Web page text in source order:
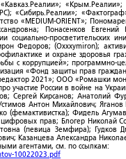
«Сибирь.Реалии»;
«MEDIUM-ORIENT»;
Понасенков
социально-просветительских
Федоров; (Oxxxymiron);
и охране здоровья
с коррупцией»; программно-
«Фонд защиты прав
2021»; ООО «Ромашки
участие России в войне на
Сергей Кирсанов; Анатолий
Антон Михайлович;
(фемактивистка); Фидель
прав; Блогер Николай
(певица Земфира); Гудков
Казанцева Александра
агентами, см. по ссылкам:
10022023.pdf